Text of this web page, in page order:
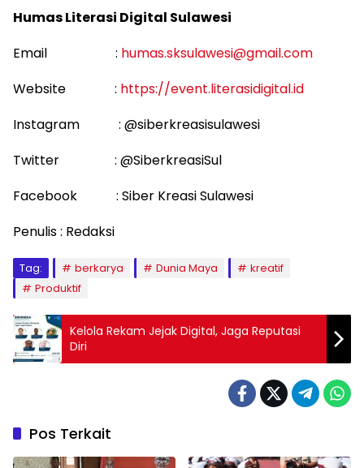
Humas Literasi Digital Sulawesi
Email : humas.sksulawesi@gmail.com
Website : https://event.literasidigital.id
Instagram : @siberkreasisulawesi
Twitter : @SiberkreasiSul
Facebook : Siber Kreasi Sulawesi
Penulis : Redaksi
Tag: berkarya Dunia Maya
kreatif
Produktif
Kelola Rekam Jejak Digital, Jaga Reputasi
Diri
Pos Terkait